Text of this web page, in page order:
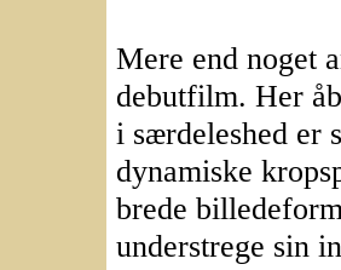
Mere end noget
debutfilm. Her
i særdeleshed er
dynamiske
brede
understrege sin